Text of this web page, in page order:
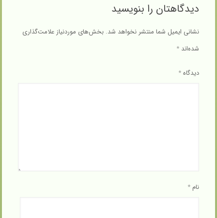
دیدگاهتان را بنویسید
نشانی ایمیل شما منتشر نخواهد شد. بخش‌های موردنیاز علامت‌گذاری
شده‌اند*
دیدگاه*
نام*